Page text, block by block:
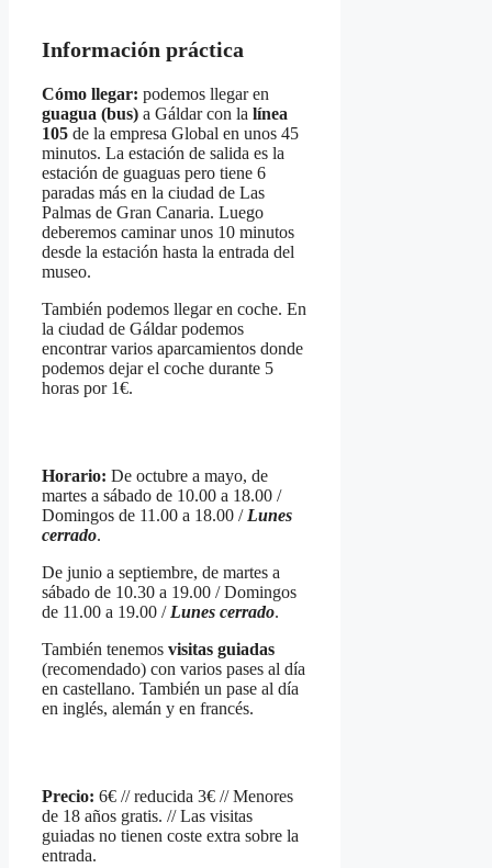
Información práctica
Cómo llegar: podemos llegar en
guagua (bus) a Gáldar con la línea
105 de la empresa Global en unos 45
minutos. La estación de salida es la
estación de guaguas pero tiene 6
paradas más en la ciudad de Las
Palmas de Gran Canaria. Luego
deberemos caminar unos 10 minutos
desde la estación hasta la entrada del
museo.
También podemos llegar en coche. En
la ciudad de Gáldar podemos
encontrar varios aparcamientos donde
podemos dejar el coche durante 5
horas por 1€.
Horario: De octubre a mayo, de
martes a sábado de 10.00 a 18.00 /
Domingos de 11.00 a 18.00 / Lunes
cerrado.
De junio a septiembre, de martes a
sábado de 10.30 a 19.00 / Domingos
de 11.00 a 19.00 / Lunes cerrado.
También tenemos visitas guiadas
(recomendado) con varios pases al día
en castellano. También un pase al día
en inglés, alemán y en francés.
Precio: 6€ // reducida 3€ // Menores
de 18 años gratis. // Las visitas
guiadas no tienen coste extra sobre la
entrada.